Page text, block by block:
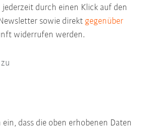
durch einen Klick auf den
sowie direktgegenüber
widerrufen werden.
dass die oben erhobenen Daten